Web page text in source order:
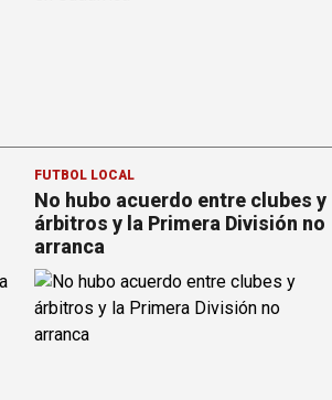
FÚTBOL LOCAL
No hubo acuerdo entre clubes y
árbitros y la Primera División no
arranca